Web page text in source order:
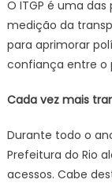
O ITGP é uma
medição da
para aprimorar
confiança entre o
Cada vez mais
Durante todo o
Prefeitura do Rio
acessos. Cabe